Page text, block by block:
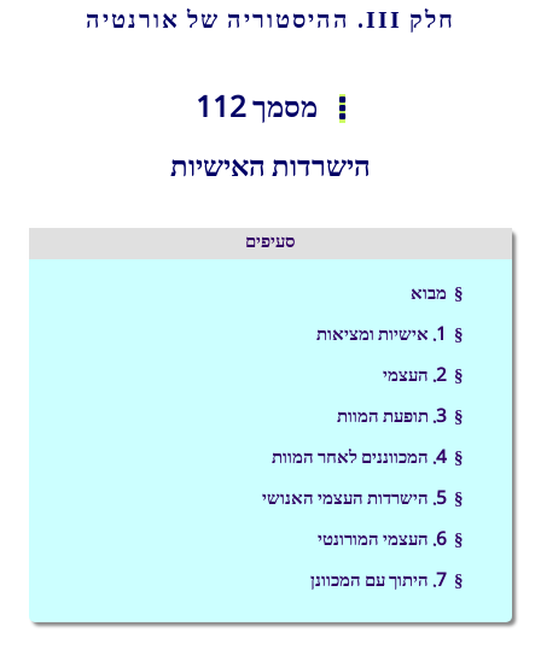
חלק III. ההיסטוריה של אורנטיה
מסמך 112
הישרדות האישיות
סעיפים
§ מבוא
§ 1. אישיות ומציאות
§ 2. העצמי
§ 3. תופעת המוות
§ 4. המכווננים לאחר המוות
§ 5. הישרדות העצמי האנושי
§ 6. העצמי המורונטי
§ 7. היתוך עם המכוונן